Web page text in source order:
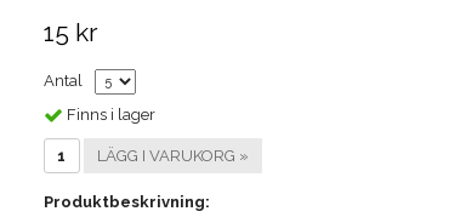
15 kr
Antal
Finns i lager
LÄGG I VARUKORG »
Produktbeskrivning: